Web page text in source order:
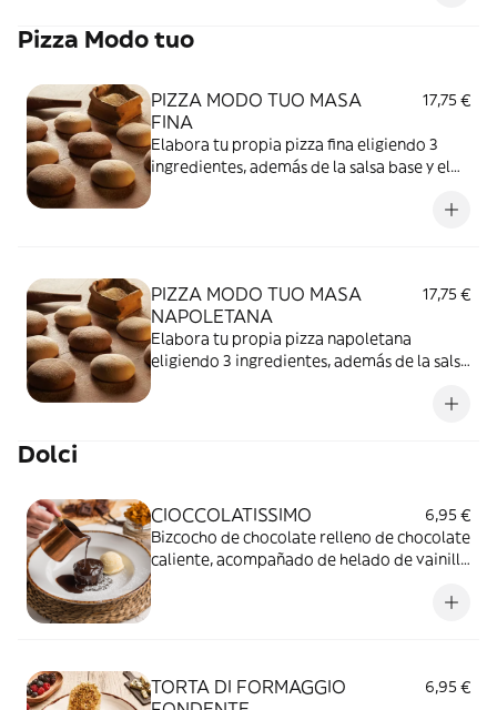
Pizza Modo tuo
PIZZA MODO TUO MASA
FINA
17,75 €
Elabora tu propia pizza fina eligiendo 3
ingredientes, además de la salsa base y el
PIZZA MODO TUO MASA
NAPOLETANA
17,75 €
Elabora tu propia pizza napoletana
eligiendo 3 ingredientes, además de la salsa
Dolci
CIOCCOLATISSIMO
6,95 €
Bizcocho de chocolate relleno de chocolate
caliente, acompañado de helado de vainilla
TORTA DI FORMAGGIO
6,95 €